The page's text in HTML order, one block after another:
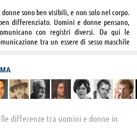
sono ben visibili, e non solo nel corpo.
differenziato. Uomini e donne pensano,
con registri diversi. Da qui le
tra un essere di sesso maschile
di frasi per aiutarci a capire chi sono quei
che chiamiamo uomini, e quelle Veneri
donne. Queste citazioni, se lette con
strumento di seduzione!
differenze tra uomini e donne in